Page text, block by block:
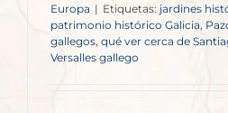
Europa | Etiquetas: jardines
patrimonio histórico Galicia,
gallegos qué ver cerca de
Versalles gallego